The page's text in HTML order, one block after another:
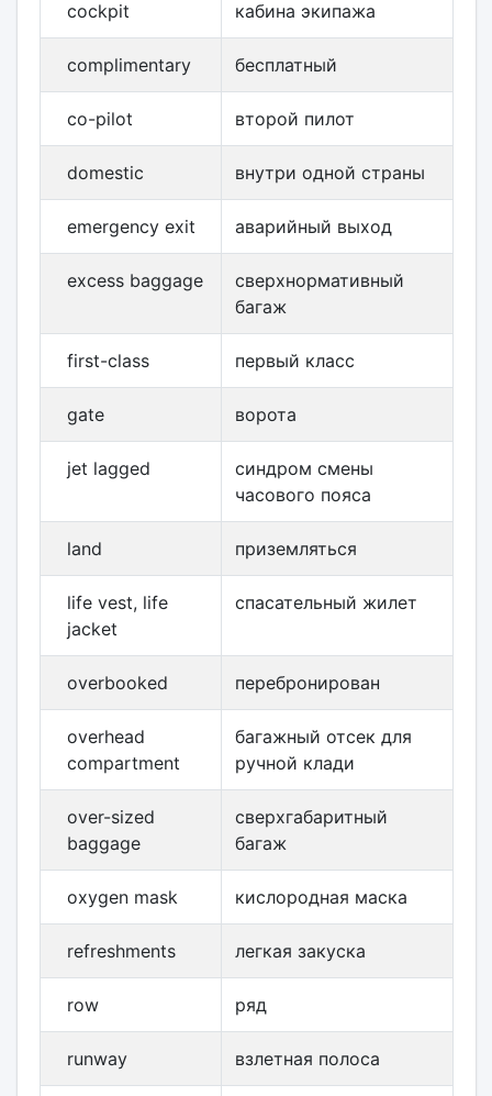
cockpit кабина экипажа
complimentary бесплатный
co-pilot второй пилот
domestic внутри одной страны
emergency exit аварийный выход
excess baggage
сверхнормативный
багаж
first-class первый класс
gate ворота
jet lagged
синдром смены
часового пояса
land приземляться
life vest, life
jacket
спасательный жилет
overbooked перебронирован
overhead
compartment
багажный отсек для
ручной клади
over-sized
baggage
сверхгабаритный
багаж
oxygen mask кислородная маска
refreshments легкая закуска
row ряд
runway взлетная полоса